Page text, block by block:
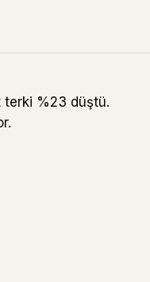
terki %23 düştü.